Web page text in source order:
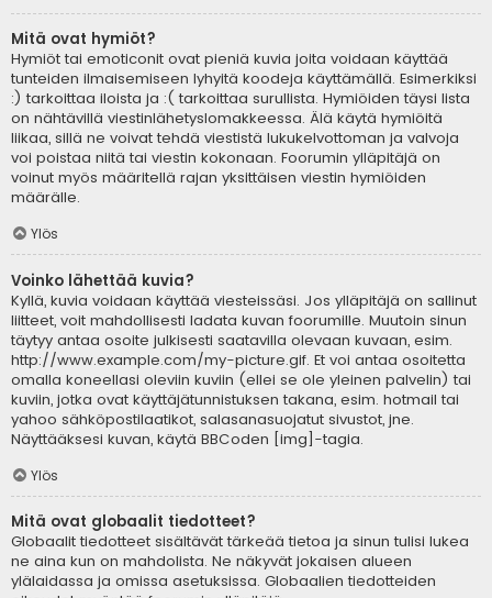
Mitä ovat hymiöt?
Hymiöt tai emoticonit ovat pieniä kuvia joita voidaan käyttää
tunteiden ilmaisemiseen lyhyitä koodeja käyttämällä. Esimerkiksi
:) tarkoittaa iloista ja :( tarkoittaa surullista. Hymiöiden täysi lista
on nähtävillä viestinlähetyslomakkeessa. Älä käytä hymiöitä
liikaa, sillä ne voivat tehdä viestistä lukukelvottoman ja valvoja
voi poistaa niitä tai viestin kokonaan. Foorumin ylläpitäjä on
voinut myös määritellä rajan yksittäisen viestin hymiöiden
määrälle.
Ylös
Voinko lähettää kuvia?
Kyllä, kuvia voidaan käyttää viesteissäsi. Jos ylläpitäjä on sallinut
liitteet, voit mahdollisesti ladata kuvan foorumille. Muutoin sinun
täytyy antaa osoite julkisesti saatavilla olevaan kuvaan, esim.
http://www.example.com/my-picture.gif. Et voi antaa osoitetta
omalla koneellasi oleviin kuviin (ellei se ole yleinen palvelin) tai
kuviin, jotka ovat käyttäjätunnistuksen takana, esim. hotmail tai
yahoo sähköpostilaatikot, salasanasuojatut sivustot, jne.
Näyttääksesi kuvan, käytä BBCoden [img]-tagia.
Ylös
Mitä ovat globaalit tiedotteet?
Globaalit tiedotteet sisältävät tärkeää tietoa ja sinun tulisi lukea
ne aina kun on mahdolista. Ne näkyvät jokaisen alueen
ylälaidassa ja omissa asetuksissa. Globaalien tiedotteiden